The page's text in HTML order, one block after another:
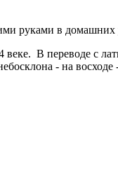
руками в домашних
В переводе с
- на восходе